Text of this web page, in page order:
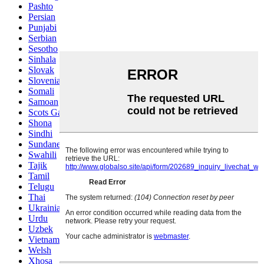
Pashto
Persian
Punjabi
Serbian
Sesotho
Sinhala
Slovak
Slovenian
Somali
Samoan
Scots Gaelic
Shona
Sindhi
Sundanese
Swahili
Tajik
Tamil
Telugu
Thai
Ukrainian
Urdu
Uzbek
Vietnamese
Welsh
Xhosa